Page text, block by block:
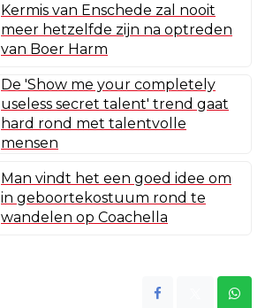
Kermis van Enschede zal nooit
meer hetzelfde zijn na optreden
van Boer Harm
De 'Show me your completely
useless secret talent' trend gaat
hard rond met talentvolle
mensen
Man vindt het een goed idee om
in geboortekostuum rond te
wandelen op Coachella